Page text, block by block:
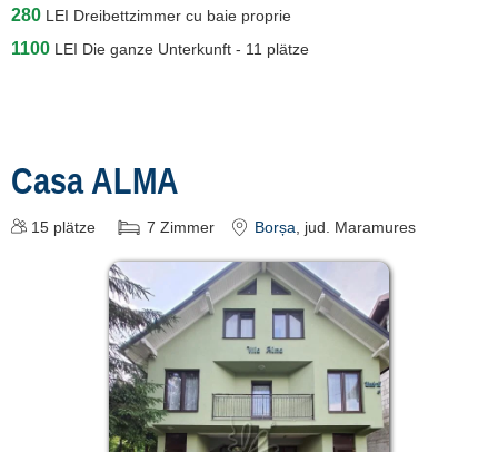
280 LEI Dreibettzimmer cu baie proprie
1100 LEI Die ganze Unterkunft - 11 plätze
Casa ALMA
15 plätze 7 Zimmer Borșa, jud. Maramures